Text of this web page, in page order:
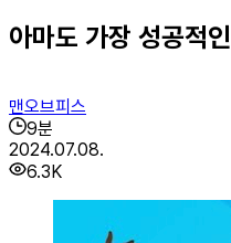
아마도 가장 성공적
맨오브피스
9분
2024.07.08.
6.3K